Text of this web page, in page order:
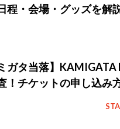
程・会場・グッズを解
ガタ当落】
！チケットの申し込み